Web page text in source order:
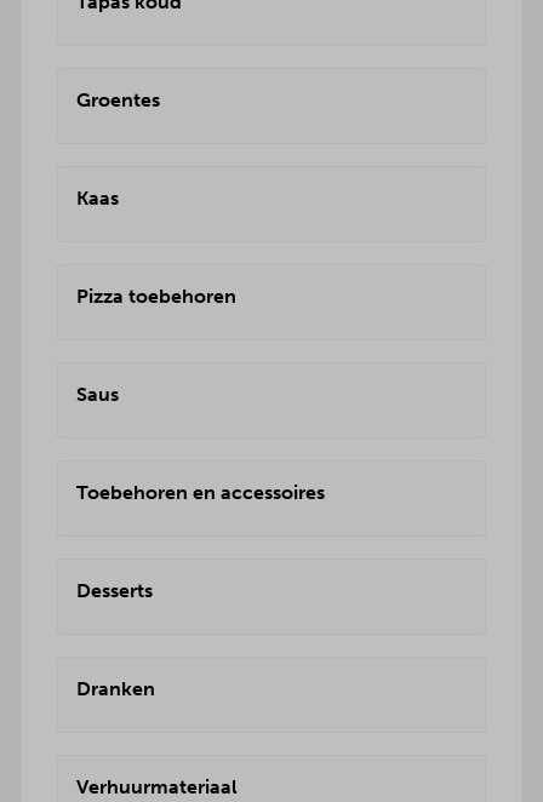
Groentes
Kaas
Pizza toebehoren
Saus
Toebehoren en accessoires
Desserts
Dranken
Verhuurmateriaal